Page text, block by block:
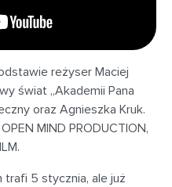
reżyser Maciej
świat „Akademii Pana
oraz Agnieszka Kruk.
MIND PRODUCTION,
trafi 5 stycznia, ale już